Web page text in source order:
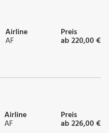
Airline
AF
Preis
ab 220,00 €
Airline
AF
Preis
ab 226,00 €